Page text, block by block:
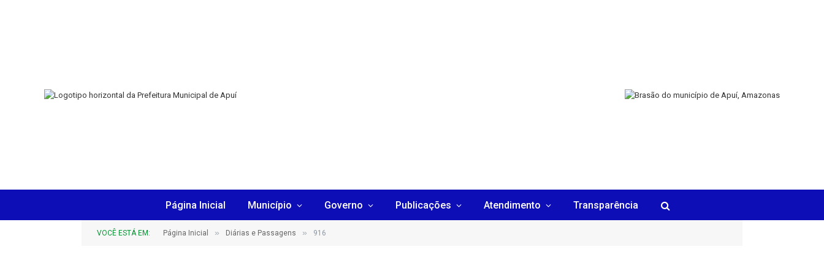
Página Inicial Município Governo Publicações Atendimento Transparência
VOCÊ ESTÁ EM: Página Inicial » Diárias e Passagens » 916